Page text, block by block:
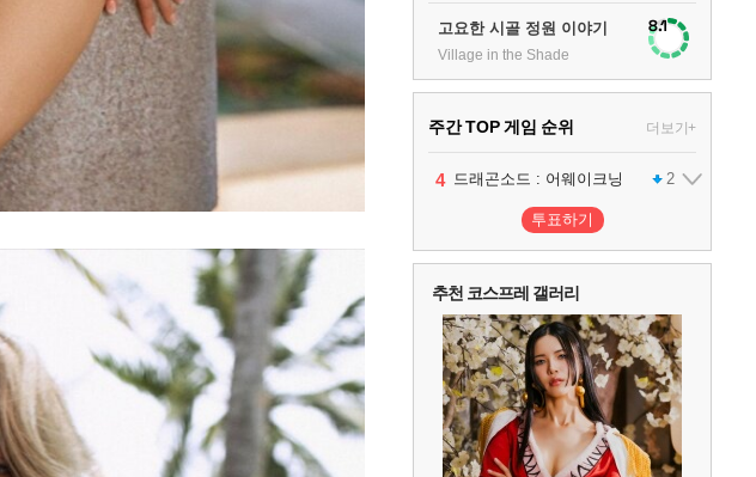
고요한 시골 정원 이야기
Village in the Shade
8.1
주간 TOP 게임 순위 더보기+
1 팰월드
2 1
3 프로야구스피리츠2026 2
4 드래곤소드 : 어웨이크닝 2
5 블라인드 삼국 1
6 그랑블루 판타지 리링크 - 엔드리스 라그나로크 1
7 리듬 천국 미라클 스타즈 2
8 헤일로: 캠페인 이볼브드 2
9 캡틴 츠바사 2 월드 파이터즈
투표하기
추천 코스프레 갤러리